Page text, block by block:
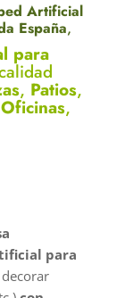
Artificial
España,
para
, Patios,
Oficinas,
para